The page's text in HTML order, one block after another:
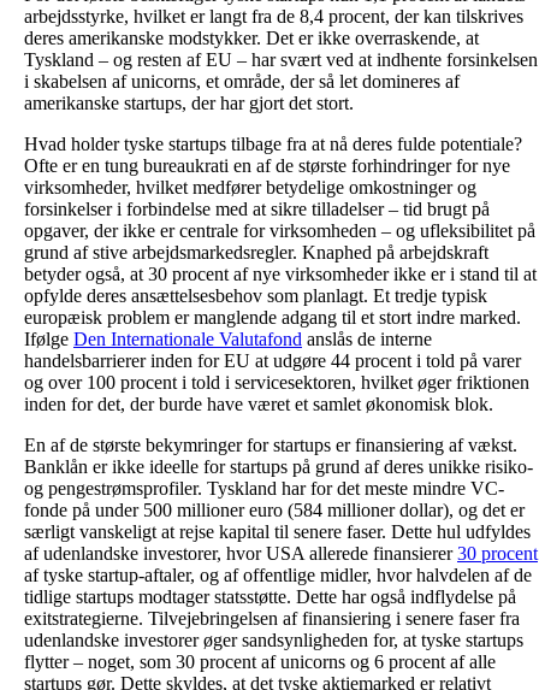
arbejdsstyrke, hvilket er langt fra de 8,4 procent, der kan tilskrives
deres amerikanske modstykker. Det er ikke overraskende, at
Tyskland – og resten af EU – har svært ved at indhente forsinkelsen
i skabelsen af unicorns, et område, der så let domineres af
amerikanske startups, der har gjort det stort.
Hvad holder tyske startups tilbage fra at nå deres fulde potentiale?
Ofte er en tung bureaukrati en af de største forhindringer for nye
virksomheder, hvilket medfører betydelige omkostninger og
forsinkelser i forbindelse med at sikre tilladelser – tid brugt på
opgaver, der ikke er centrale for virksomheden – og ufleksibilitet på
grund af stive arbejdsmarkedsregler. Knaphed på arbejdskraft
betyder også, at 30 procent af nye virksomheder ikke er i stand til at
opfylde deres ansættelsesbehov som planlagt. Et tredje typisk
europæisk problem er manglende adgang til et stort indre marked.
Ifølge Den Internationale Valutafond anslås de interne
handelsbarrierer inden for EU at udgøre 44 procent i told på varer
og over 100 procent i told i servicesektoren, hvilket øger friktionen
inden for det, der burde have været et samlet økonomisk blok.
En af de største bekymringer for startups er finansiering af vækst.
Banklån er ikke ideelle for startups på grund af deres unikke risiko-
og pengestrømsprofiler. Tyskland har for det meste mindre VC-
fonde på under 500 millioner euro (584 millioner dollar), og det er
særligt vanskeligt at rejse kapital til senere faser. Dette hul udfyldes
af udenlandske investorer, hvor USA allerede finansierer30 procent
af tyske startup-aftaler, og af offentlige midler, hvor halvdelen af de
tidlige startups modtager statsstøtte. Dette har også indflydelse på
exitstrategierne. Tilvejebringelsen af finansiering i senere faser fra
udenlandske investorer øger sandsynligheden for, at tyske startups
flytter – noget, som 30 procent af unicorns og 6 procent af alle
startups gør. Dette skyldes, at det tyske aktiemarked er relativt